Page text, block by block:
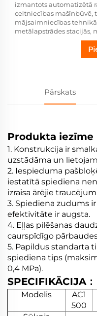
izmantots automatizētā
celtniecības mašīnbūvē,
mājsaimniecības
metālapstrādes stacijās,
Pārskats
Produkta iezīme
1. Konstrukcija ir
uzstādāma un
2. Iespieduma
iestatītā spiediena
izraisa ārējie
3. Spiediena zudums
efektivitāte ir augsta.
4. Eļļas pilēšanas
caurspīdīgo
5. Papildus standarta
spiediena tips
0,4 MPa).
SPECIFIKĀCIJA：
Modelis
AC1
500